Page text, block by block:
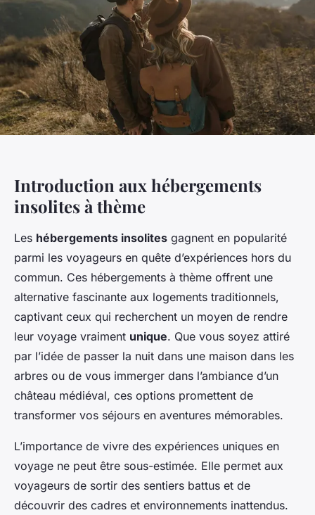
Introduction aux hébergements
insolites à thème
Les hébergements insolites gagnent en popularité
parmi les voyageurs en quête d’expériences hors du
commun. Ces hébergements à thème offrent une
alternative fascinante aux logements traditionnels,
captivant ceux qui recherchent un moyen de rendre
leur voyage vraiment unique. Que vous soyez attiré
par l’idée de passer la nuit dans une maison dans les
arbres ou de vous immerger dans l’ambiance d’un
château médiéval, ces options promettent de
transformer vos séjours en aventures mémorables.
L’importance de vivre des expériences uniques en
voyage ne peut être sous-estimée. Elle permet aux
voyageurs de sortir des sentiers battus et de
découvrir des cadres et environnements inattendus.